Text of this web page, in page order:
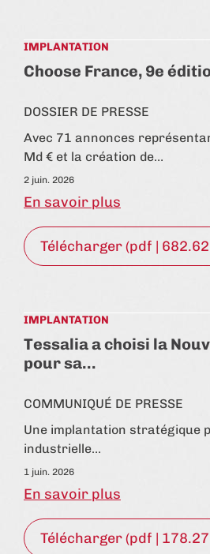
IMPLANTATION
Choose France, 9e
DOSSIER DE PRESSE
Avec 71 annonces
Md € et la création de…
2 juin. 2026
En savoir plus
Télécharger (pdf |
IMPLANTATION
Tessalia a choisi la
pour sa…
COMMUNIQUÉ DE PRESSE
Une implantation stratégique
industrielle…
1 juin. 2026
En savoir plus
Télécharger (pdf |